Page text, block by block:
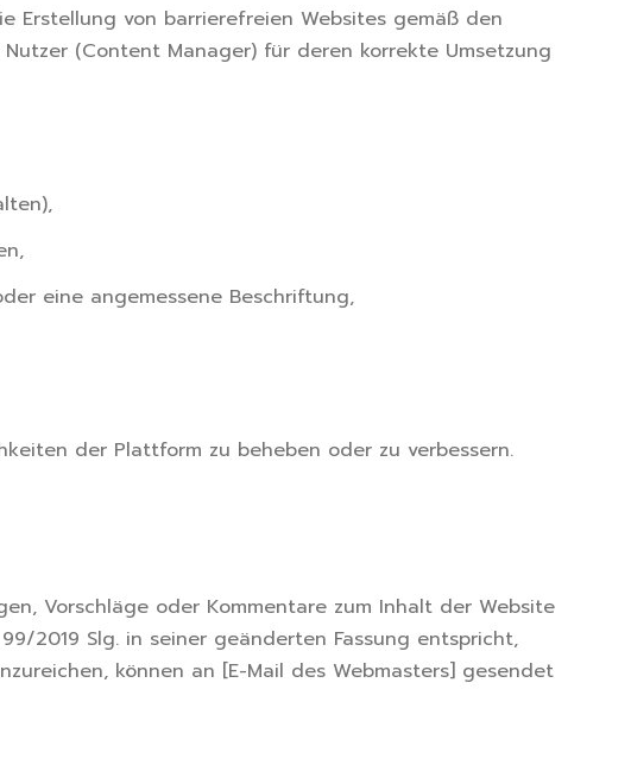
Erstellung von barrierefreien Websites gemäß den
(Content Manager) für deren korrekte Umsetzung
eine angemessene Beschriftung,
der Plattform zu beheben oder zu verbessern.
Vorschläge oder Kommentare zum Inhalt der Website
2019 Slg. in seiner geänderten Fassung entspricht,
können an [E-Mail des Webmasters] gesendet